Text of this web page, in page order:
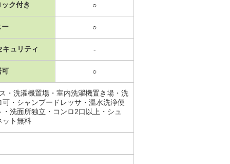
ク付き ○
ー ○
キュリティ -
可 ○
・洗濯機置場・室内洗濯機置き場・洗
・シャンプードレッサ・温水洗浄便
洗面所独立・コンロ2口以上・シュ
ット無料